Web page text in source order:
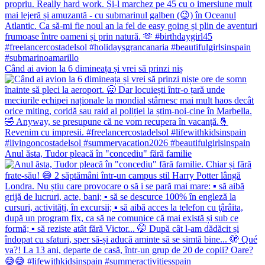
Când ai avion la 6 dimineața și vrei să prinzi niș
Anul ăsta, Tudor pleacă în "concediu" fără familie